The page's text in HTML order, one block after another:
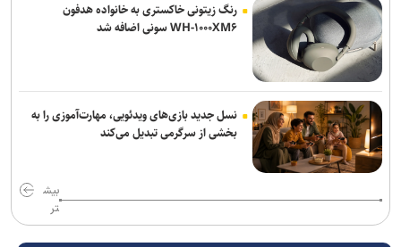
رنگ زیتونی خاکستری به خانواده هدفون
WH-۱۰۰۰XM۶ سونی اضافه شد
نسل جدید بازی‌های ویدئویی، مهارت‌آموزی را به
بخشی از سرگرمی تبدیل می‌کند
بیش
تر